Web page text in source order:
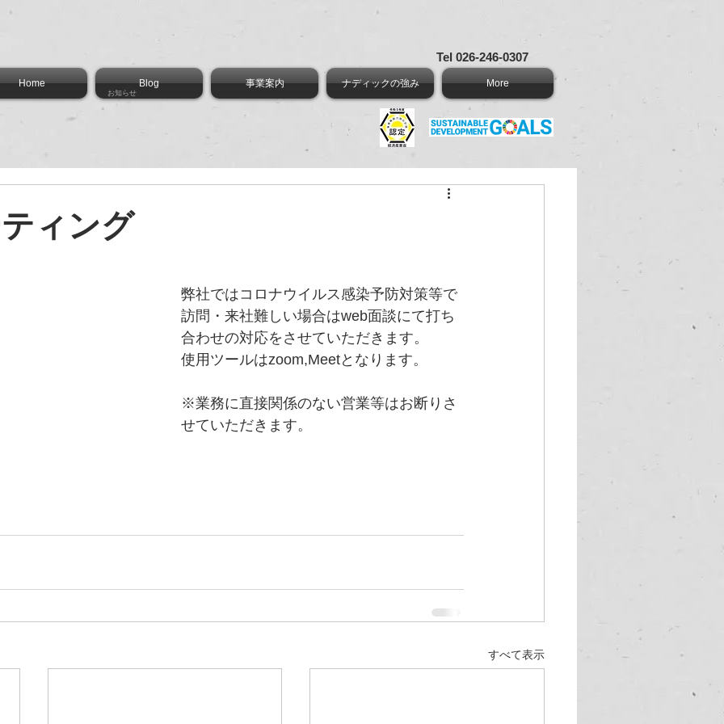
Tel 026-246-0307
Home Blog 事業案内 ナディックの強み More
お知らせ
ィング
弊社ではコロナウイルス感染予防対策等で
訪問・来社難しい場合はweb面談にて打ち
合わせの対応をさせていただきます。
使用ツールはzoom,Meetとなります。
※業務に直接関係のない営業等はお断りさ
せていただきます。
すべて表示